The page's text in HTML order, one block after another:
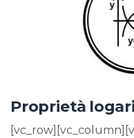
Proprietà